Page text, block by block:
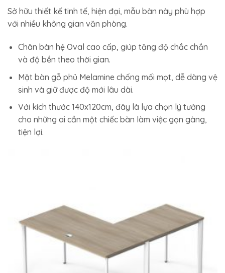
Sở hữu thiết kế tinh tế, hiện đại, mẫu bàn này phù hợp
với nhiều không gian văn phòng.
Chân bàn hệ Oval cao cấp, giúp tăng độ chắc chắn
và độ bền theo thời gian.
Mặt bàn gỗ phủ Melamine chống mối mọt, dễ dàng vệ
sinh và giữ được độ mới lâu dài.
Với kích thước 140x120cm, đây là lựa chọn lý tưởng
cho những ai cần một chiếc bàn làm việc gọn gàng,
tiện lợi.